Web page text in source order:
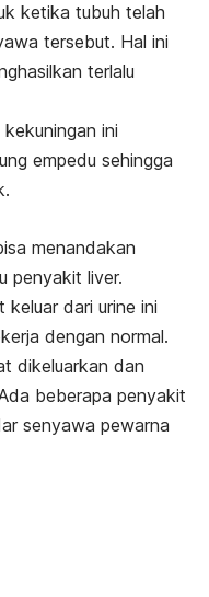
ketika tubuh telah
tersebut. Hal ini
terlalu
ini
empedu sehingga
menandakan
penyakit liver.
dari urine ini
dengan normal.
dikeluarkan dan
beberapa penyakit
senyawa pewarna